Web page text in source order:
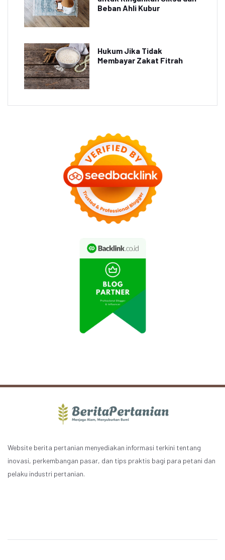
Beban Ahli Kubur
Hukum Jika Tidak
Membayar Zakat Fitrah
Website berita pertanian menyediakan informasi terkini tentang
inovasi, perkembangan pasar, dan tips praktis bagi para petani dan
pelaku industri pertanian.